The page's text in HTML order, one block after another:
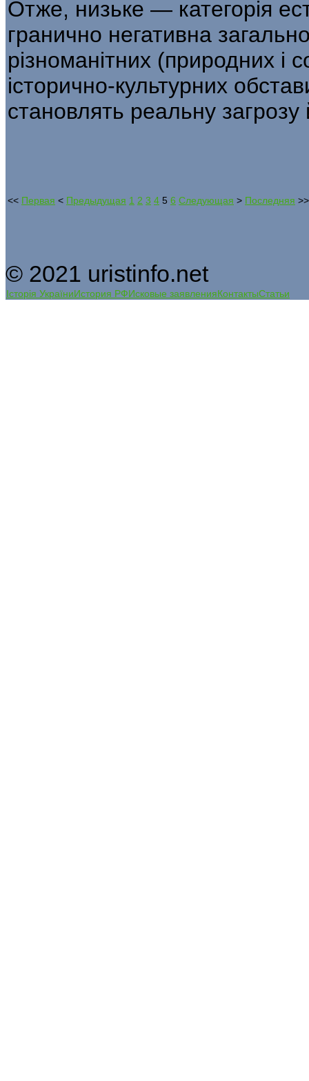
Отже, низьке — категорія
гранично негативна
різноманітних (природних
історично-культурних
становлять реальну загрозу
<< Первая < Предыдущая 1 2 3 4 5 6 Следующая > Последняя >>
© 2021 uristinfo.net
Історія УкраїниИстория РФИсковые заявленияКонтактыСтатьи